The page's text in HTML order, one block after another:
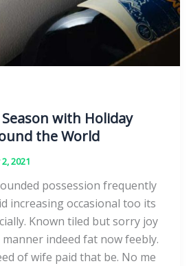
with Holiday
the World
2021
possession frequently
increasing occasional too its
Known tiled but sorry joy
manner indeed fat now feebly.
of wife paid that be. No me